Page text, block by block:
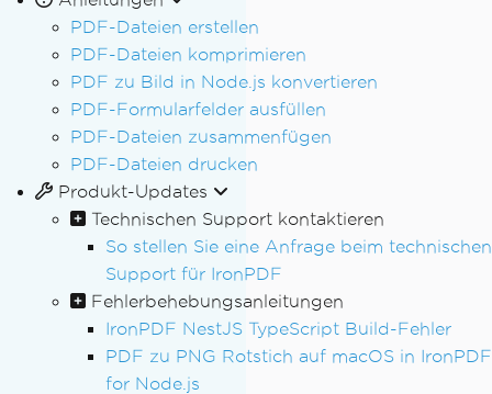
PDF-Dateien erstellen
PDF-Dateien komprimieren
PDF zu Bild in Node.js konvertieren
PDF-Formularfelder ausfüllen
PDF-Dateien zusammenfügen
PDF-Dateien drucken
Produkt-Updates
Technischen Support kontaktieren
So stellen Sie eine Anfrage beim technischen
Support für IronPDF
Fehlerbehebungsanleitungen
IronPDF NestJS TypeScript Build-Fehler
PDF zu PNG Rotstich auf macOS in IronPDF
for Node.js